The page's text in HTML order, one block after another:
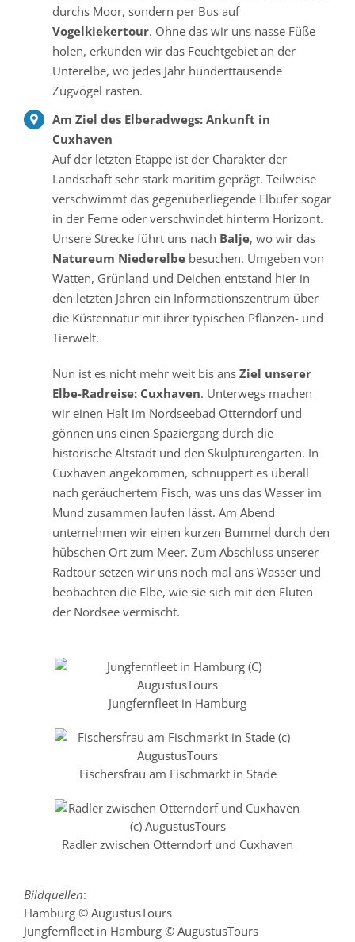
durchs Moor, sondern per Bus auf
Vogelkiekertour. Ohne das wir uns nasse Füße
holen, erkunden wir das Feuchtgebiet an der
Unterelbe, wo jedes Jahr hunderttausende
Zugvögel rasten.
Am Ziel des Elberadwegs: Ankunft in
Cuxhaven
Auf der letzten Etappe ist der Charakter der
Landschaft sehr stark maritim geprägt. Teilweise
verschwimmt das gegenüberliegende Elbufer sogar
in der Ferne oder verschwindet hinterm Horizont.
Unsere Strecke führt uns nach Balje, wo wir das
Natureum Niederelbe besuchen. Umgeben von
Watten, Grünland und Deichen entstand hier in
den letzten Jahren ein Informationszentrum über
die Küstennatur mit ihrer typischen Pflanzen- und
Tierwelt.
Nun ist es nicht mehr weit bis ans Ziel unserer
Elbe-Radreise: Cuxhaven. Unterwegs machen
wir einen Halt im Nordseebad Otterndorf und
gönnen uns einen Spaziergang durch die
historische Altstadt und den Skulpturengarten. In
Cuxhaven angekommen, schnuppert es überall
nach geräuchertem Fisch, was uns das Wasser im
Mund zusammen laufen lässt. Am Abend
unternehmen wir einen kurzen Bummel durch den
hübschen Ort zum Meer. Zum Abschluss unserer
Radtour setzen wir uns noch mal ans Wasser und
beobachten die Elbe, wie sie sich mit den Fluten
der Nordsee vermischt.
Jungfernfleet in Hamburg
Fischersfrau am Fischmarkt in Stade
Radler zwischen Otterndorf und Cuxhaven
Bildquellen:
Hamburg © AugustusTours
Jungfernfleet in Hamburg © AugustusTours